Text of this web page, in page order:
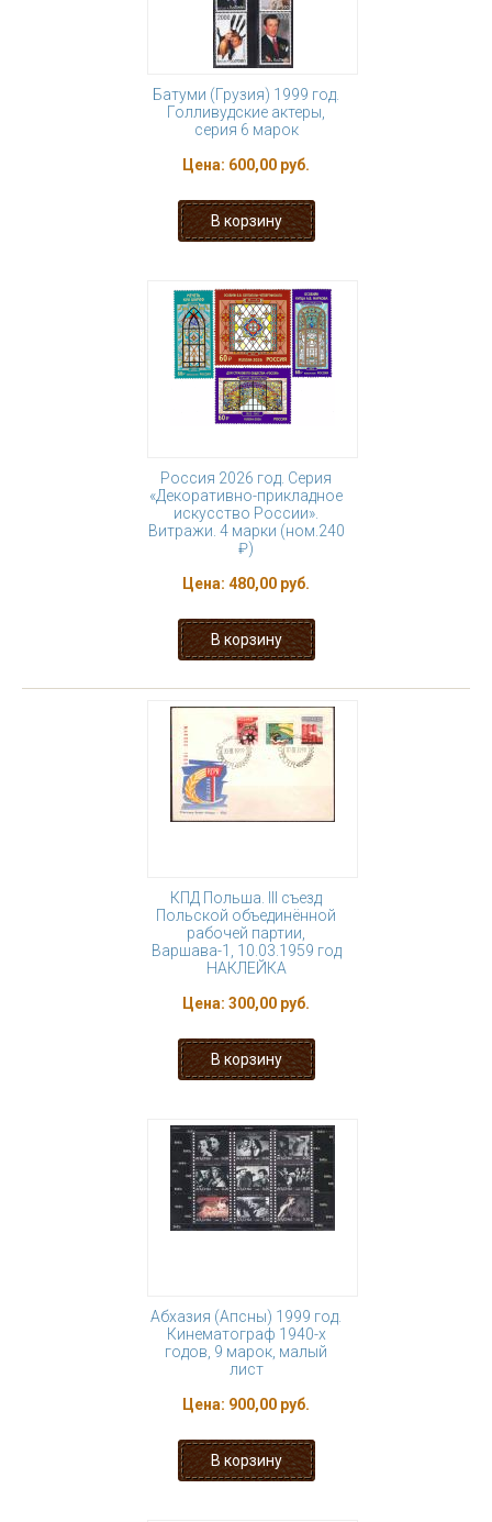
Батуми (Грузия) 1999 год.
Голливудские актеры,
серия 6 марок
Цена: 600,00 руб.
Россия 2026 год. Серия
«Декоративно-прикладное
искусство России».
Витражи. 4 марки (ном.240
₽)
Цена: 480,00 руб.
КПД Польша. III съезд
Польской объединённой
рабочей партии,
Варшава-1, 10.03.1959 год
НАКЛЕЙКА
Цена: 300,00 руб.
Абхазия (Апсны) 1999 год.
Кинематограф 1940-х
годов, 9 марок, малый
лист
Цена: 900,00 руб.